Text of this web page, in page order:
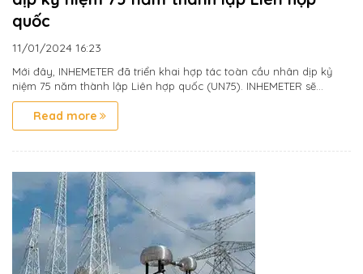
quốc
11/01/2024 16:23
Mới đây, INHEMETER đã triển khai hợp tác toàn cầu nhân dịp kỷ
niệm 75 năm thành lập Liên hợp quốc (UN75). INHEMETER sẽ...
Read more